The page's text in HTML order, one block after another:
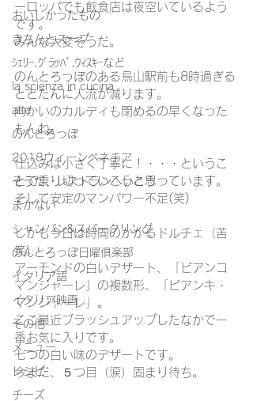
おいしかったもの
きちんとスープ
ｼｪﾘｰ,ｸﾞﾗｯﾊﾟ,ｳｨｽｷｰなど
la scienza in cucina
arte
のんとろっぽ
2018ウィーンベネチア
そうだ、レストランへいこう
まかない
シャンパン&スパークリング
のんとろっぽ日曜俱楽部
イタリア語
イタリア映画
その他
メニュー
レシピ
チーズ
ーロッパでも飲食店は夜空いているよう
です。
みんな大変そうだ。
のんとろっぽのある烏山駅前も8時過ぎる
ととたんに人流が減ります。
向かいのカルディも閉めるの早くなった
もんね。
仕込みは小さく丁寧に！・・・というこ
とで乗り切っていこうと思っています。
そして安定のマンパワー不足(笑)
しかも今日は時間のかかるドルチェ（苦
笑）
アーモンドの白いデザート、「ビアンコ
マンジャーレ」の複数形、「ビアンキ・
マンジャーレ」。
ここ最近ブラッシュアップしたなかで一
番お気に入りです。
七つの白い味のデザートです。
今まだ、５つ目（涙）固まり待ち。